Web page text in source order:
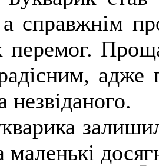
справжнім
перемог.
адже
незвіданого.
маленькі